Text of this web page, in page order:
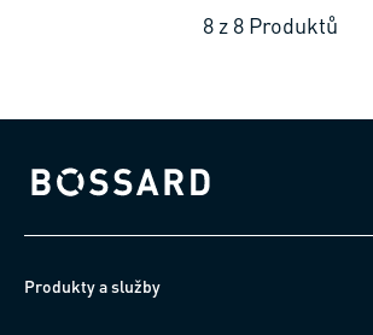
8 z 8 Produktů
Bossard homepage
Produkty a služby